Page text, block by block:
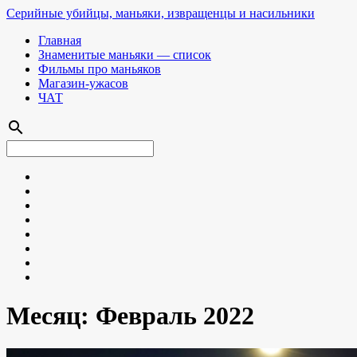
Серийные убийцы, маньяки, извращенцы и насильники
Главная
Знаменитые маньяки — список
Фильмы про маньяков
Магазин-ужасов
ЧАТ
search
Месяц: Февраль 2022